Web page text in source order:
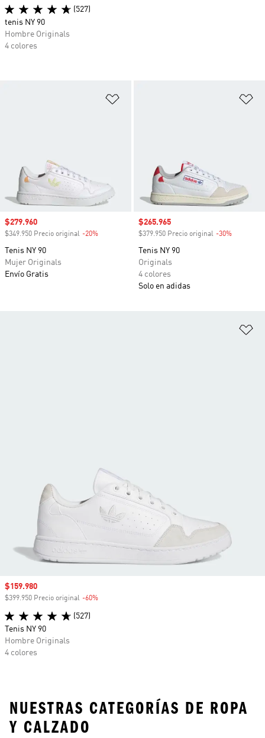
Precio de venta
$279.960
$349.950 Precio original -20%
Tenis NY 90
Mujer Originals
Envío Gratis
Precio de venta
$265.965
$379.950 Precio original -30%
Tenis NY 90
Originals
4 colores
Solo en adidas
(527)
tenis NY 90
Hombre Originals
4 colores
Precio de venta
$159.980
$399.950 Precio original -60%
(527)
Tenis NY 90
Hombre Originals
4 colores
NUESTRAS CATEGORÍAS DE ROPA
Y CALZADO